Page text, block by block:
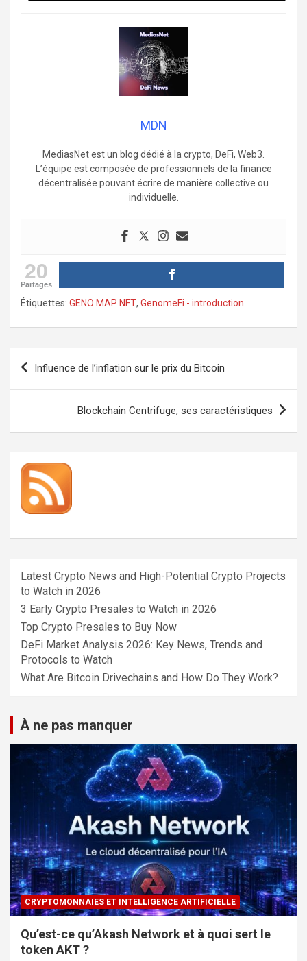
MDN
MediasNet est un blog dédié à la crypto, DeFi, Web3.
L’équipe est composée de professionnels de la finance
décentralisée pouvant écrire de manière collective ou
individuelle.
20
Partages
Étiquettes: GENO MAP NFT, GenomeFi - introduction
Navigation
de
Influence de l’inflation sur le prix du Bitcoin
Blockchain Centrifuge, ses caractéristiques
Latest Crypto News and High-Potential Crypto Projects
to Watch in 2026
3 Early Crypto Presales to Watch in 2026
Top Crypto Presales to Buy Now
DeFi Market Analysis 2026: Key News, Trends and
Protocols to Watch
What Are Bitcoin Drivechains and How Do They Work?
À ne pas manquer
CRYPTOMONNAIES ET INTELLIGENCE ARTIFICIELLE
Qu’est-ce qu’Akash Network et à quoi sert le
token AKT ?